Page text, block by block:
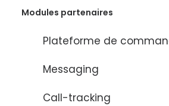
Modules partenaires
Plateforme de
Messaging
Call-tracking
messages